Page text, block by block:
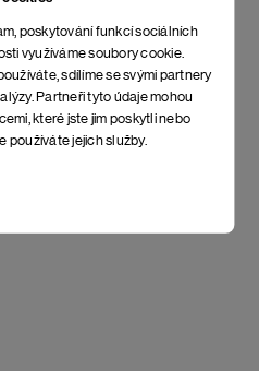
poskytování funkcí sociálních
využíváme soubory cookie.
sdílíme se svými partnery
Partneři tyto údaje mohou
které jste jim poskytli nebo
používáte jejich služby.